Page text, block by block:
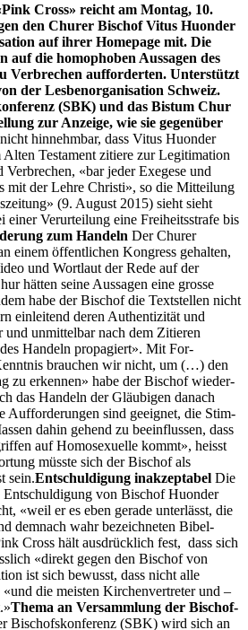
Cross» reicht am Mon­tag, 10.
den Chur­er Bischof Vitus Huon­der
auf ihrer Home­page mit. Die
auf die homo­phoben Aus­sagen des
Ver­brechen auf­forderten. Unter­stützt
der Les­benor­gan­i­sa­tion Schweiz.
(SBK) und das Bis­tum Chur
zur Anzeige, wie sie gegenüber
hin­nehm­bar, dass Vitus Huon­der
Tes­ta­ment zitiere zur Legit­i­ma­tion
«bar jed­er Exegese und
mit der Lehre Christi», so die Mit­teilung
(9. August 2015) sieht sieht
ein­er Verurteilung eine Frei­heitsstrafe bis
zum Han­deln Der Chur­er
einem öffentlichen Kongress gehal­ten,
und Wort­laut der Rede auf der
hät­ten seine Aus­sagen eine grosse
habe der Bischof die Textstellen nicht
ein­lei­t­end deren Authen­tiz­ität und
und unmit­tel­bar nach dem Zitieren
Han­deln propagiert». Mit For­
brauchen wir nicht, um (…) den
zu erken­nen» habe der Bischof wieder­
das Han­deln der Gläu­bi­gen danach
Auf­forderun­gen sind geeignet, die Stim­
dahin gehend zu bee­in­flussen, dass
auf Homo­sex­uelle kommt», heisst
müsste sich der Bischof als
sein.Entschuldigung inakzept­abel Die
von Bischof Huon­der
«weil er es eben ger­ade unter­lässt, die
dem­nach wahr beze­ich­neten Bibel­
Cross hält aus­drück­lich fest, dass sich
«direkt gegen den Bischof von
ist sich bewusst, dass nicht alle
die meis­ten Kirchen­vertreter und –
The­ma an Ver­samm­lung der Bischof­
Bischof­skon­ferenz (SBK) wird sich an